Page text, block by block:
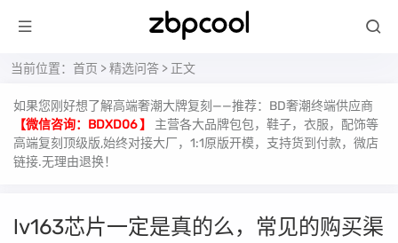
当前位置： 首页 >精选问答 > 正文
如果您刚好想了解高端奢潮大牌复刻——推荐：BD奢潮终端供应商
【微信咨询：BDXD06 】
主营各大品牌包包，鞋子，衣服，配饰等
高端复刻顶级版,始终对接大厂，1:1原版开模，支持货到付款，微店
链接.无理由退换！
lv163芯片一定是真的么，常见的购买渠